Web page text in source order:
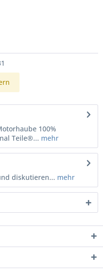
100%
Teile®... mehr
diskutieren... mehr